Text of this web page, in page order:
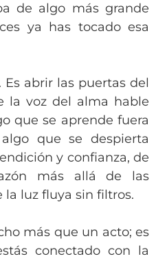
de algo más grande
ya has tocado esa
. Es abrir las puertas del
la voz del alma hable
que se aprende fuera
que se despierta
y confianza, de
más allá de las
luz fluya sin filtros.
más que un acto; es
conectado con la